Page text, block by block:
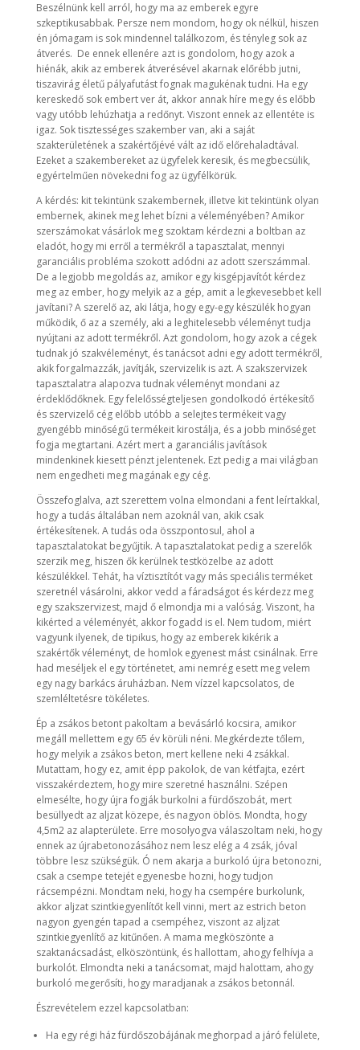
Beszélnünk kell arról, hogy ma az emberek egyre
szkeptikusabbak. Persze nem mondom, hogy ok nélkül, hiszen
én jómagam is sok mindennel találkozom, és tényleg sok az
átverés. De ennek ellenére azt is gondolom, hogy azok a
hiénák, akik az emberek átverésével akarnak előrébb jutni,
tiszavirág életű pályafutást fognak magukénak tudni. Ha egy
kereskedő sok embert ver át, akkor annak híre megy és előbb
vagy utóbb lehúzhatja a redőnyt. Viszont ennek az ellentéte is
igaz. Sok tisztességes szakember van, aki a saját
szakterületének a szakértőjévé vált az idő előrehaladtával.
Ezeket a szakembereket az ügyfelek keresik, és megbecsülik,
egyértelműen növekedni fog az ügyfélkörük.
A kérdés: kit tekintünk szakembernek, illetve kit tekintünk olyan
embernek, akinek meg lehet bízni a véleményében? Amikor
szerszámokat vásárlok meg szoktam kérdezni a boltban az
eladót, hogy mi erről a termékről a tapasztalat, mennyi
garanciális probléma szokott adódni az adott szerszámmal.
De a legjobb megoldás az, amikor egy kisgépjavítót kérdez
meg az ember, hogy melyik az a gép, amit a legkevesebbet kell
javítani? A szerelő az, aki látja, hogy egy-egy készülék hogyan
működik, ő az a személy, aki a leghitelesebb véleményt tudja
nyújtani az adott termékről. Azt gondolom, hogy azok a cégek
tudnak jó szakvéleményt, és tanácsot adni egy adott termékről,
akik forgalmazzák, javítják, szervizelik is azt. A szakszervizek
tapasztalatra alapozva tudnak véleményt mondani az
érdeklődőknek. Egy felelősségteljesen gondolkodó értékesítő
és szervizelő cég előbb utóbb a selejtes termékeit vagy
gyengébb minőségű termékeit kirostálja, és a jobb minőséget
fogja megtartani. Azért mert a garanciális javítások
mindenkinek kiesett pénzt jelentenek. Ezt pedig a mai világban
nem engedheti meg magának egy cég.
Összefoglalva, azt szerettem volna elmondani a fent leírtakkal,
hogy a tudás általában nem azoknál van, akik csak
értékesítenek. A tudás oda összpontosul, ahol a
tapasztalatokat begyűjtik. A tapasztalatokat pedig a szerelők
szerzik meg, hiszen ők kerülnek testközelbe az adott
készülékkel. Tehát, ha víztisztítót vagy más speciális terméket
szeretnél vásárolni, akkor vedd a fáradságot és kérdezz meg
egy szakszervizest, majd ő elmondja mi a valóság. Viszont, ha
kikérted a véleményét, akkor fogadd is el. Nem tudom, miért
vagyunk ilyenek, de tipikus, hogy az emberek kikérik a
szakértők véleményt, de homlok egyenest mást csinálnak. Erre
had meséljek el egy történetet, ami nemrég esett meg velem
egy nagy barkács áruházban. Nem vízzel kapcsolatos, de
szemléltetésre tökéletes.
Ép a zsákos betont pakoltam a bevásárló kocsira, amikor
megáll mellettem egy 65 év körüli néni. Megkérdezte tőlem,
hogy melyik a zsákos beton, mert kellene neki 4 zsákkal.
Mutattam, hogy ez, amit épp pakolok, de van kétfajta, ezért
visszakérdeztem, hogy mire szeretné használni. Szépen
elmesélte, hogy újra fogják burkolni a fürdőszobát, mert
besüllyedt az aljzat közepe, és nagyon öblös. Mondta, hogy
4,5m2 az alapterülete. Erre mosolyogva válaszoltam neki, hogy
ennek az újrabetonozásához nem lesz elég a 4 zsák, jóval
többre lesz szükségük. Ó nem akarja a burkoló újra betonozni,
csak a csempe tetejét egyenesbe hozni, hogy tudjon
rácsempézni. Mondtam neki, hogy ha csempére burkolunk,
akkor aljzat szintkiegyenlítőt kell vinni, mert az estrich beton
nagyon gyengén tapad a csempéhez, viszont az aljzat
szintkiegyenlítő az kitűnően. A mama megköszönte a
szaktanácsadást, elköszöntünk, és hallottam, ahogy felhívja a
burkolót. Elmondta neki a tanácsomat, majd halottam, ahogy
burkoló megerősíti, hogy maradjanak a zsákos betonnál.
Észrevételem ezzel kapcsolatban:
Ha egy régi ház fürdőszobájának meghorpad a járó felülete,